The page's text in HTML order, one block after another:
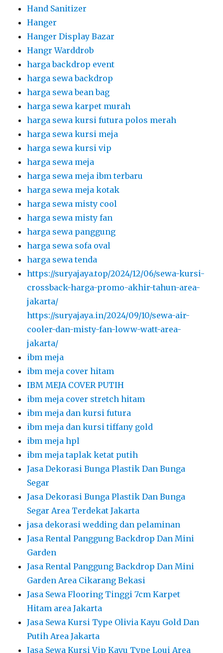
Hand Sanitizer
Hanger
Hanger Display Bazar
Hangr Warddrob
harga backdrop event
harga sewa backdrop
harga sewa bean bag
harga sewa karpet murah
harga sewa kursi futura polos merah
harga sewa kursi meja
harga sewa kursi vip
harga sewa meja
harga sewa meja ibm terbaru
harga sewa meja kotak
harga sewa misty cool
harga sewa misty fan
harga sewa panggung
harga sewa sofa oval
harga sewa tenda
https://suryajaya.top/2024/12/06/sewa-kursi-
crossback-harga-promo-akhir-tahun-area-
jakarta/
https://suryajaya.in/2024/09/10/sewa-air-
cooler-dan-misty-fan-loww-watt-area-
jakarta/
ibm meja
ibm meja cover hitam
IBM MEJA COVER PUTIH
ibm meja cover stretch hitam
ibm meja dan kursi futura
ibm meja dan kursi tiffany gold
ibm meja hpl
ibm meja taplak ketat putih
Jasa Dekorasi Bunga Plastik Dan Bunga
Segar
Jasa Dekorasi Bunga Plastik Dan Bunga
Segar Area Terdekat Jakarta
jasa dekorasi wedding dan pelaminan
Jasa Rental Panggung Backdrop Dan Mini
Garden
Jasa Rental Panggung Backdrop Dan Mini
Garden Area Cikarang Bekasi
Jasa Sewa Flooring Tinggi 7cm Karpet
Hitam area Jakarta
Jasa Sewa Kursi Type Olivia Kayu Gold Dan
Putih Area Jakarta
Jasa Sewa Kursi Vip Kayu Type Loui Area